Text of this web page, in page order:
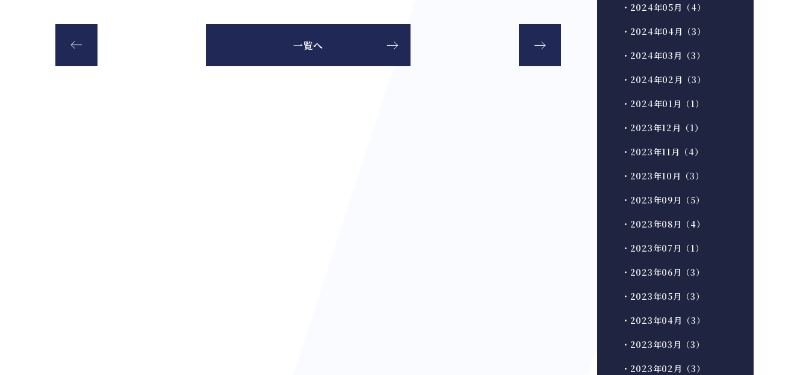
一覧へ
・2024年05月（4）
・2024年04月（3）
・2024年03月（3）
・2024年02月（3）
・2024年01月（1）
・2023年12月（1）
・2023年11月（4）
・2023年10月（3）
・2023年09月（5）
・2023年08月（4）
・2023年07月（1）
・2023年06月（3）
・2023年05月（3）
・2023年04月（3）
・2023年03月（3）
・2023年02月（3）